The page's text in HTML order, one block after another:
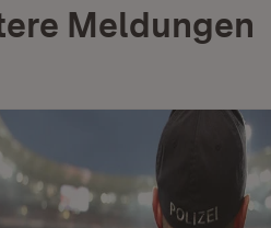
Meldungen